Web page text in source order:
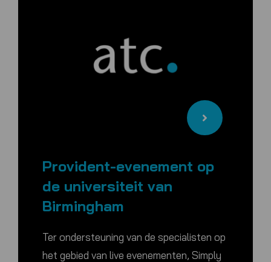
Provident-evenement op
de universiteit van
Birmingham
Ter ondersteuning van de specialisten op
het gebied van live evenementen, Simply